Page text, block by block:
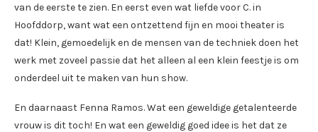
van de eerste te zien. En eerst even wat liefde voor C. in
Hoofddorp, want wat een ontzettend fijn en mooi theater is
dat! Klein, gemoedelijk en de mensen van de techniek doen het
werk met zoveel passie dat het alleen al een klein feestje is om
onderdeel uit te maken van hun show.
En daarnaast Fenna Ramos. Wat een geweldige getalenteerde
vrouw is dit toch! En wat een geweldig goed idee is het dat ze